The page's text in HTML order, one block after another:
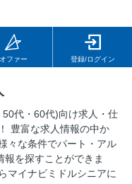
オファー 登録/ログイン
代・60代)向け求⼈・仕
豊富な求人情報の中か
々な条件でパート・アル
を探すことができま
マイナビミドルシニアに